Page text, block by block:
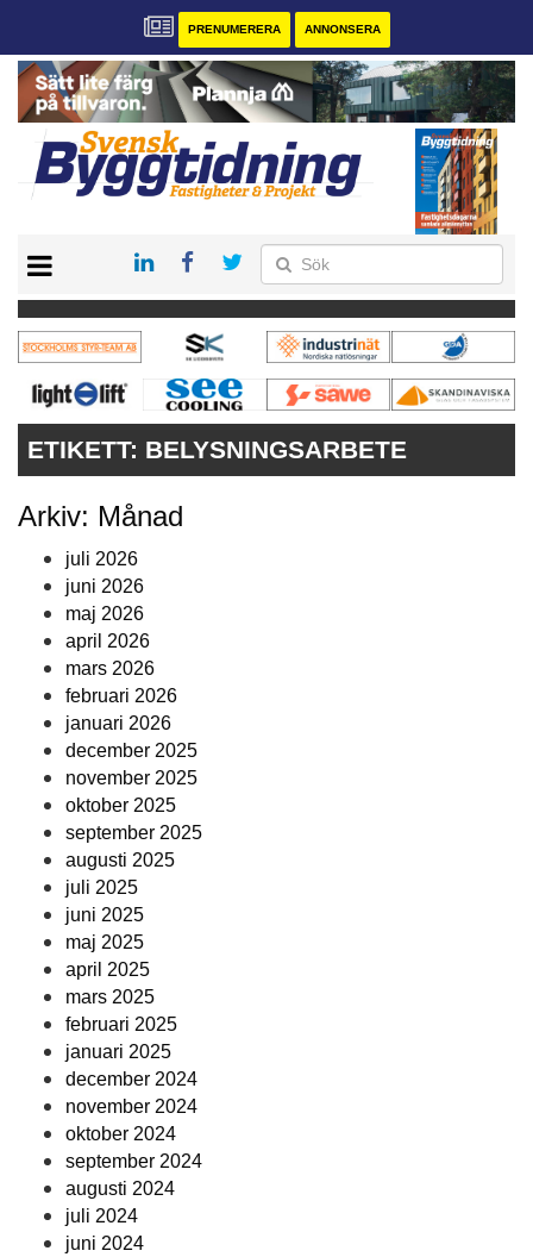
PRENUMERERA ANNONSERA
PRENUMERERA
VÅRA ANDRA MAGASIN
ANNONSERA
ETIKETT: BELYSNINGSARBETE
Arkiv: Månad
juli 2026
juni 2026
maj 2026
april 2026
mars 2026
februari 2026
januari 2026
december 2025
november 2025
oktober 2025
september 2025
augusti 2025
juli 2025
juni 2025
maj 2025
april 2025
mars 2025
februari 2025
januari 2025
december 2024
november 2024
oktober 2024
september 2024
augusti 2024
juli 2024
juni 2024